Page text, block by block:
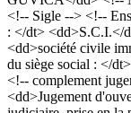
<!-- Sigle --> <!--
: </dt> <dd>S.C.I.</
<dd>société civile
du siège social : </
<!-- complement
<dd>Jugement